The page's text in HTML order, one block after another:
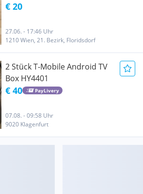
€ 20
27.06. - 17:46 Uhr
1210 Wien, 21. Bezirk, Floridsdorf
2 Stück T-Mobile Android TV
Box HY4401
€ 40 PayLivery
07.08. - 09:58 Uhr
9020 Klagenfurt